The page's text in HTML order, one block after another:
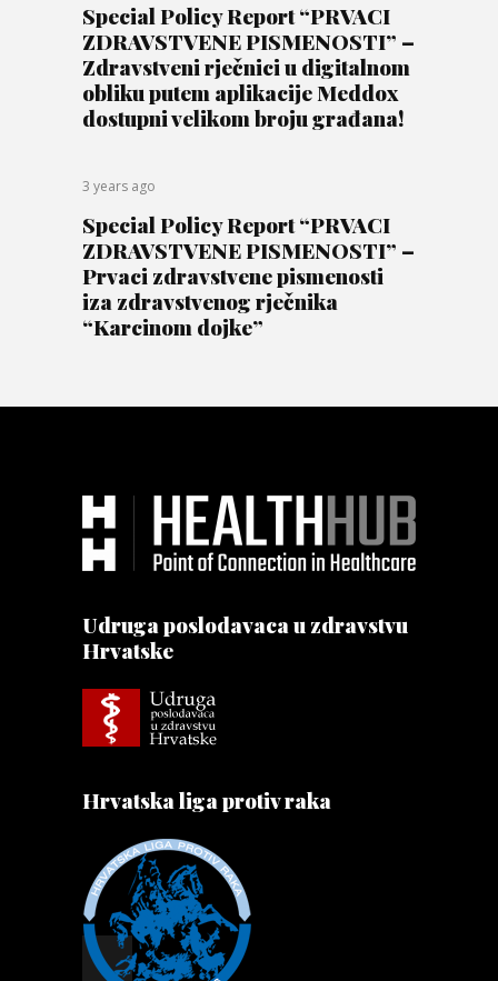
Special Policy Report “PRVACI
ZDRAVSTVENE PISMENOSTI” –
Zdravstveni rječnici u digitalnom
obliku putem aplikacije Meddox
dostupni velikom broju građana!
3 years ago
Special Policy Report “PRVACI
ZDRAVSTVENE PISMENOSTI” –
Prvaci zdravstvene pismenosti
iza zdravstvenog rječnika
“Karcinom dojke”
Udruga poslodavaca u zdravstvu
Hrvatske
Hrvatska liga protiv raka